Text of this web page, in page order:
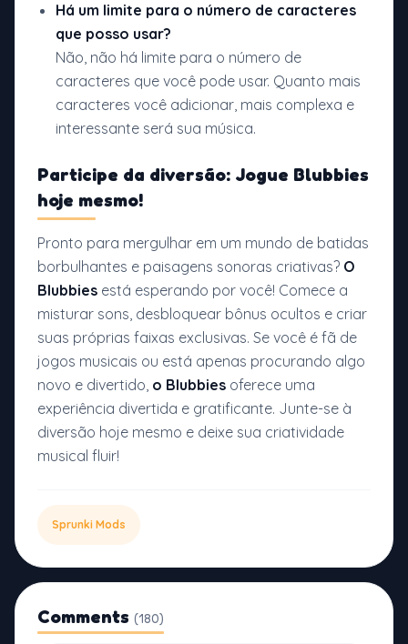
Há um limite para o número de caracteres
que posso usar?
Não, não há limite para o número de
caracteres que você pode usar. Quanto mais
caracteres você adicionar, mais complexa e
interessante será sua música.
Participe da diversão: Jogue Blubbies
hoje mesmo!
Pronto para mergulhar em um mundo de batidas
borbulhantes e paisagens sonoras criativas? O
Blubbies está esperando por você! Comece a
misturar sons, desbloquear bônus ocultos e criar
suas próprias faixas exclusivas. Se você é fã de
jogos musicais ou está apenas procurando algo
novo e divertido, o Blubbies oferece uma
experiência divertida e gratificante. Junte-se à
diversão hoje mesmo e deixe sua criatividade
musical fluir!
Sprunki Mods
Comments (180)